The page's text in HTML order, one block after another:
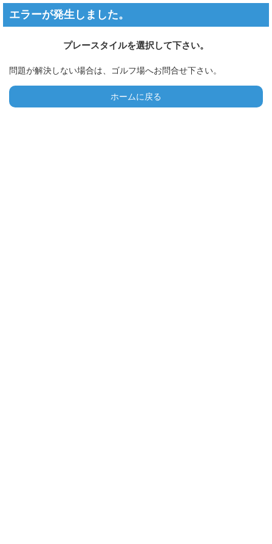
エラーが発生しました。
プレースタイルを選択して下さい。
問題が解決しない場合は、ゴルフ場へお問合せ下さい。
ホームに戻る